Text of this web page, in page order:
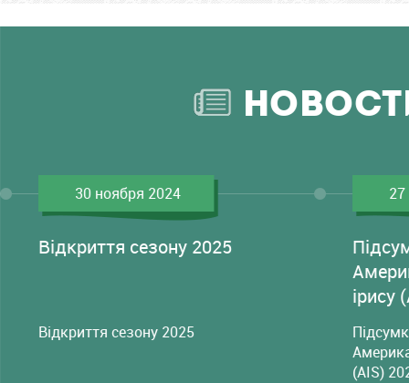
30 ноября 2024
Відкриття сезону 2025
Відкриття сезону 2025
ірису
(AIS)